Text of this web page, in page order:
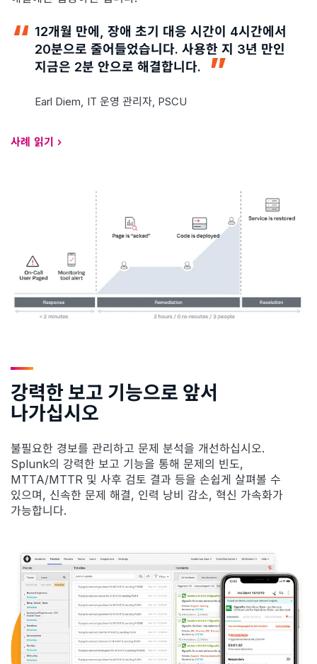
12개월 만에, 장애 초기 대응 시간이 4시간에서
20분으로 줄어들었습니다. 사용한 지 3년 만인
지금은 2분 안으로 해결합니다.
Earl Diem, IT 운영 관리자, PSCU
사례 읽기
강력한 보고 기능으로 앞서
나가십시오
불필요한 경보를 관리하고 문제 분석을 개선하십시오.
Splunk의 강력한 보고 기능을 통해 문제의 빈도,
MTTA/MTTR 및 사후 검토 결과 등을 손쉽게 살펴볼 수
있으며, 신속한 문제 해결, 인력 낭비 감소, 혁신 가속화가
가능합니다.